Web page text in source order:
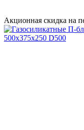
Акционная скидка на